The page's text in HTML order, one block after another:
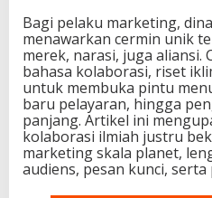
Bagi pelaku marketing,
menawarkan cermin unik
merek, narasi, juga aliansi.
bahasa kolaborasi, riset
untuk membuka pintu
baru pelayaran, hingga
panjang. Artikel ini
kolaborasi ilmiah justru
marketing skala planet,
audiens, pesan kunci,